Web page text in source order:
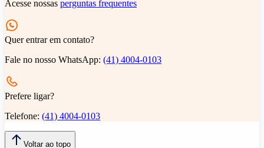
Acesse nossas perguntas frequentes
Quer entrar em contato?
Fale no nosso WhatsApp: (41) 4004-0103
Prefere ligar?
Telefone: (41) 4004-0103
Voltar ao topo